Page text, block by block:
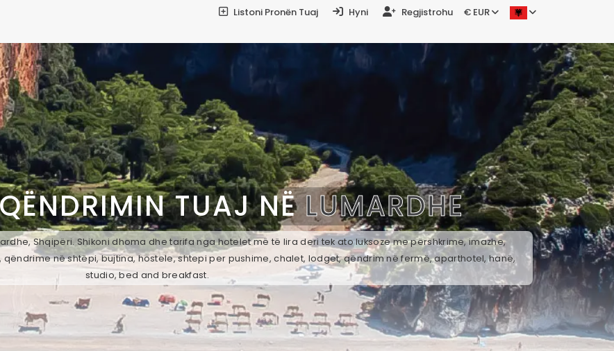
Listoni Pronën Tuaj Hyni Regjistrohu € EUR
TUAJ NËLUMARDHE
Shqipëri. Shikoni dhoma dhe tarifa nga hotelet më të lira deri tek ato luksoze me përshkrime, imazhe,
në shtëpi, bujtina, hostele, shtepi per pushime, chalet, lodget, qëndrim në fermë, aparthotel, hanë,
studio, bed and breakfast.